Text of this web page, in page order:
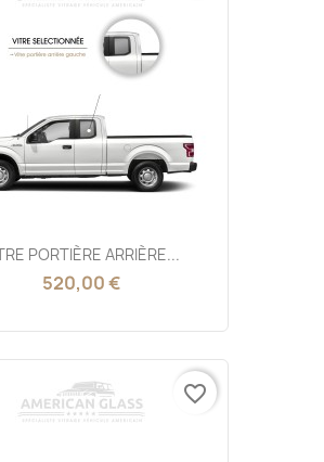
PORTIÈRE ARRIÈRE...
520,00 €
favorite_border